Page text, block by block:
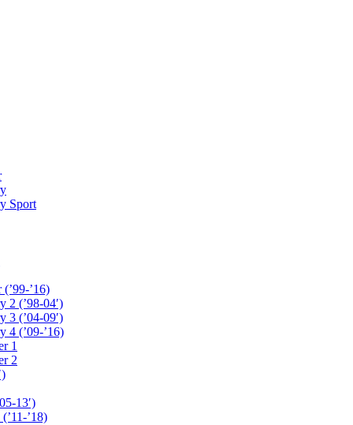
Sport
’16)
2 (’98-04′)
3 (’04-09′)
4 (’09-’16)
1
2
13′)
’18)